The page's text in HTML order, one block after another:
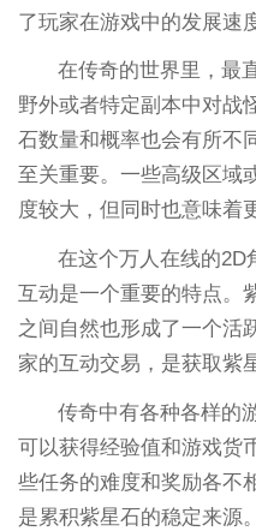
了玩家在游戏中的发展速
在传奇的世界里，最
野外或者特定副本中对战
石数量和概率也会有所不
至关重要。一些高级区域
度较大，但同时也意味着
在这个万人在线的2D
互动是一个重要的特点。
之间自然也形成了一个活
家的互动交易，是获取紫
传奇中有各种各样的
可以获得经验值和游戏货
些任务的难度和奖励各不
是累积紫星石的稳定来源。